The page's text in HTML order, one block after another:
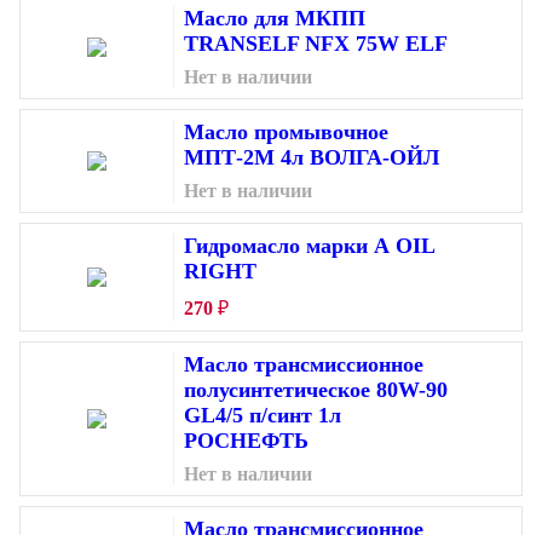
Масло для МКПП
TRANSELF NFX 75W ELF
Нет в наличии
Масло промывочное
МПТ-2М 4л ВОЛГА-ОЙЛ
Нет в наличии
Гидромасло марки А OIL
RIGHT
270 ₽
Масло трансмиссионное
полусинтетическое 80W-90
GL4/5 п/синт 1л
РОСНЕФТЬ
Нет в наличии
Масло трансмиссионное